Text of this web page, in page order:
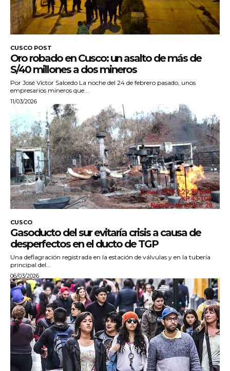
CUSCO POST
Oro robado en Cusco: un asalto de más de
S/40 millones a dos mineros
Por José Víctor Salcedo La noche del 24 de febrero pasado, unos
empresarios mineros que...
11/03/2026
CUSCO
Gasoducto del sur evitaría crisis a causa de
desperfectos en el ducto de TGP
Una deflagración registrada en la estación de válvulas y en la tubería
principal del...
06/03/2026